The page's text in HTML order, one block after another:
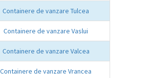
Containere de vanzare Tulcea
Containere de vanzare Vaslui
Containere de vanzare Valcea
Containere de vanzare Vrancea